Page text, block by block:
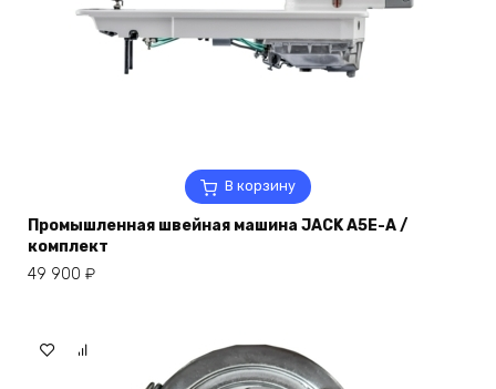
В корзину
Промышленная швейная машина JACK A5E-A /
комплект
49 900 ₽